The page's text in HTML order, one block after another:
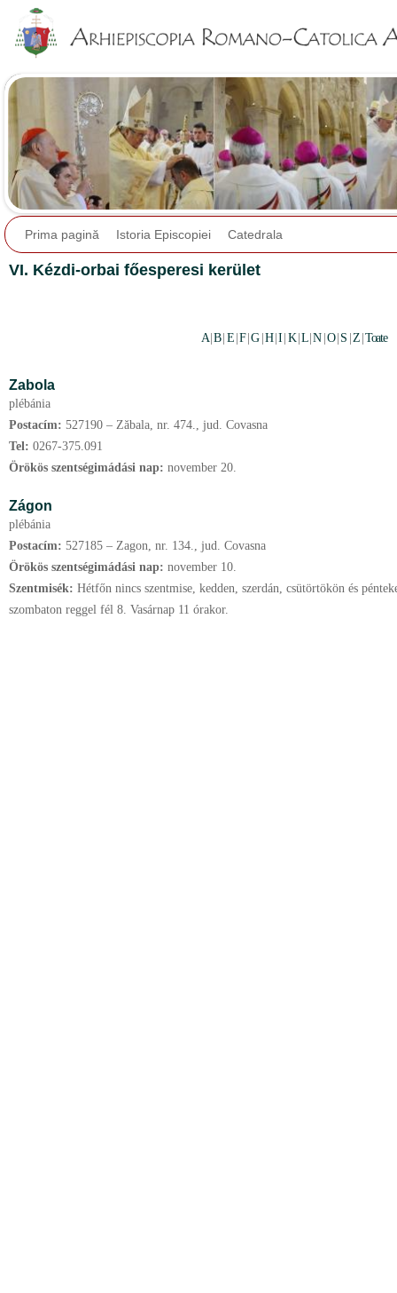
Prima pagină Istoria Episcopiei Catedrala
VI. Kézdi-orbai főesperesi kerület
A|B E F |G H |I K |L |N O S Z |Toate
Zabola
plébánia
Postacím: 527190 – Zăbala, nr. 474., jud. Covasna
Tel: 0267-375.091
Örökös szentségimádási nap: november 20.
Zágon
plébánia
Postacím: 527185 – Zagon, nr. 134., jud. Covasna
Örökös szentségimádási nap: november 10.
Szentmisék: Hétfőn nincs szentmise, kedden, szerdán, csütörtökön és
szombaton reggel fél 8. Vasárnap 11 órakor.